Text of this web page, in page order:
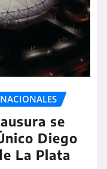
NACIONALES
se
Diego
La Plata